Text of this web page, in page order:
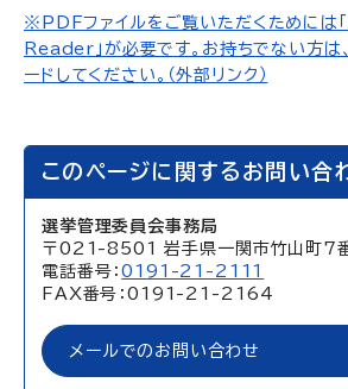
※PDFファイルをご覧いただくために
Reader」が必要です。お持ちでない方は
ードしてください。（外部リンク）
このページに関するお問い合
選挙管理委員会事務局
〒021-8501 岩手県一関市竹山町7
電話番号：0191-21-2111
FAX番号：0191-21-2164
メールでのお問い合わせ